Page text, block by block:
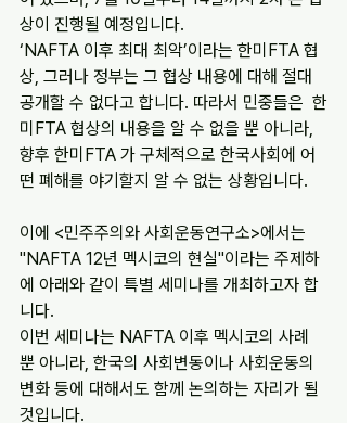
상이 진행될 예정입니다.
‘NAFTA 이후 최대 최악’이라는 한미FTA 협
상, 그러나 정부는 그 협상 내용에 대해 절대
공개할 수 없다고 합니다. 따라서 민중들은  한
미FTA 협상의 내용을 알 수 없을 뿐 아니라,
향후 한미FTA 가 구체적으로 한국사회에 어
떤 폐해를 야기할지 알 수 없는 상황입니다.
이에 <민주주의와 사회운동연구소>에서는
"NAFTA 12년 멕시코의 현실"이라는 주제하
에 아래와 같이 특별 세미나를 개최하고자 합
니다.
이번 세미나는 NAFTA 이후 멕시코의 사례
뿐 아니라, 한국의 사회변동이나 사회운동의
변화 등에 대해서도 함께 논의하는 자리가 될
것입니다.